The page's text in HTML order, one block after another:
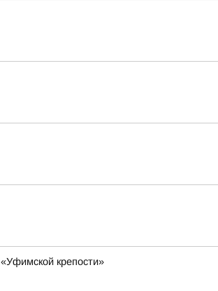
крепости»